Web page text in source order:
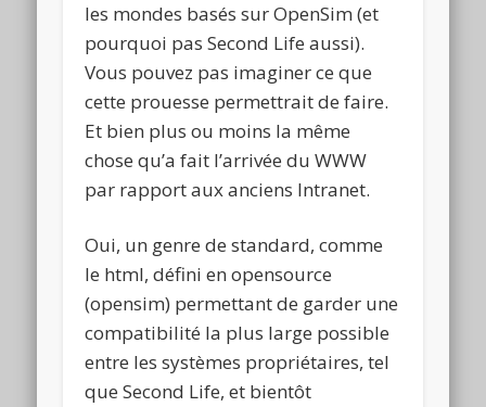
les mondes basés sur OpenSim (et
pourquoi pas Second Life aussi).
Vous pouvez pas imaginer ce que
cette prouesse permettrait de faire.
Et bien plus ou moins la même
chose qu’a fait l’arrivée du WWW
par rapport aux anciens Intranet.
Oui, un genre de standard, comme
le html, défini en opensource
(opensim) permettant de garder une
compatibilité la plus large possible
entre les systèmes propriétaires, tel
que Second Life, et bientôt